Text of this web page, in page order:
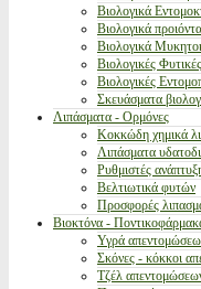
Βιολογικά
Βιολογικά
Βιολογικά
Βιολογικές
Βιολογικές
Σκευάσματα
Λιπάσματα - Ορμόνες
Κοκκώδη χημικά
Λιπάσματα
Ρυθμιστές
Βελτιωτικά φυτών
Προσφορές
Βιοκτόνα -
Υγρά
Σκόνες - κόκκοι
Τζέλ